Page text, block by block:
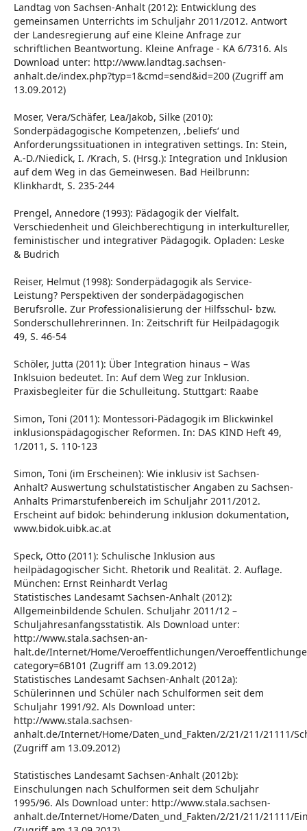
Landtag von Sachsen-Anhalt (2012): Entwicklung des
gemeinsamen Unterrichts im Schuljahr 2011/2012. Antwort
der Landesregierung auf eine Kleine Anfrage zur
schriftlichen Beantwortung. Kleine Anfrage - KA 6/7316. Als
Download unter: http://www.landtag.sachsen-
anhalt.de/index.php?typ=1&cmd=send&id=200 (Zugriff am
13.09.2012)
Moser, Vera/Schäfer, Lea/Jakob, Silke (2010):
Sonderpädagogische Kompetenzen, ‚beliefs‘ und
Anforderungssituationen in integrativen settings. In: Stein,
A.-D./Niedick, I. /Krach, S. (Hrsg.): Integration und Inklusion
auf dem Weg in das Gemeinwesen. Bad Heilbrunn:
Klinkhardt, S. 235-244
Prengel, Annedore (1993): Pädagogik der Vielfalt.
Verschiedenheit und Gleichberechtigung in interkultureller,
feministischer und integrativer Pädagogik. Opladen: Leske
& Budrich
Reiser, Helmut (1998): Sonderpädagogik als Service-
Leistung? Perspektiven der sonderpädagogischen
Berufsrolle. Zur Professionalisierung der Hilfsschul- bzw.
Sonderschullehrerinnen. In: Zeitschrift für Heilpädagogik
49, S. 46-54
Schöler, Jutta (2011): Über Integration hinaus – Was
Inklsuion bedeutet. In: Auf dem Weg zur Inklusion.
Praxisbegleiter für die Schulleitung. Stuttgart: Raabe
Simon, Toni (2011): Montessori-Pädagogik im Blickwinkel
inklusionspädagogischer Reformen. In: DAS KIND Heft 49,
1/2011, S. 110-123
Simon, Toni (im Erscheinen): Wie inklusiv ist Sachsen-
Anhalt? Auswertung schulstatistischer Angaben zu Sachsen-
Anhalts Primarstufenbereich im Schuljahr 2011/2012.
Erscheint auf bidok: behinderung inklusion dokumentation,
www.bidok.uibk.ac.at
Speck, Otto (2011): Schulische Inklusion aus
heilpädagogischer Sicht. Rhetorik und Realität. 2. Auflage.
München: Ernst Reinhardt Verlag
Statistisches Landesamt Sachsen-Anhalt (2012):
Allgemeinbildende Schulen. Schuljahr 2011/12 –
Schuljahresanfangsstatistik. Als Download unter:
http://www.stala.sachsen-an-
halt.de/Internet/Home/Veroeffentlichungen/
category=6B101 (Zugriff am 13.09.2012)
Statistisches Landesamt Sachsen-Anhalt (2012a):
Schülerinnen und Schüler nach Schulformen seit dem
Schuljahr 1991/92. Als Download unter:
http://www.stala.sachsen-
anhalt.de/Internet/Home/Daten_und_Fakten/2/21/211/21111/
(Zugriff am 13.09.2012)
Statistisches Landesamt Sachsen-Anhalt (2012b):
Einschulungen nach Schulformen seit dem Schuljahr
1995/96. Als Download unter: http://www.stala.sachsen-
anhalt.de/Internet/Home/Daten_und_Fakten/2/21/211/21111/